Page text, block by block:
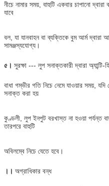
নীচে নামার সময়, বাহুটি একবার চাপানো
যাবে
বল, যা যানবাহন বা ব্যক্তিকে বুম আর্ম দ্বারা
সামঞ্জস্যযোগ্য।
৫। সুরক্ষা --- লুপ সনাক্তকারী দ্বারা অ্যান্টি-
বাধা গম্ভীর গতি নিচে নেমে যাওয়ার সময়,
সনাক্ত করা হয়
কুণ্ডলী, লুপ ইনপুট বরখাস্ত না হওয়া পর্যন্ত
তারপরে বাহুটি
অবিলম্বে নিচে যেতে হবে।
।। অগ্রাধিকার বন্ধ